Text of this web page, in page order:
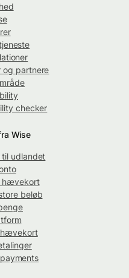
og partnere
checker
Wise
udlandet
hævekort
beløb